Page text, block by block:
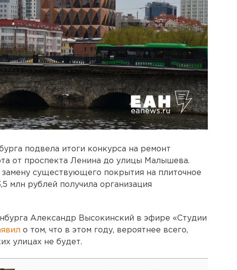
подвела итоги конкурса на ремонт
от проспекта Ленина до улицы Малышева.
замену существующего покрытия на плиточное
млн рублей получила организация
Александр Высокинский в эфире «Студии
о том, что в этом году, вероятнее всего,
улицах не будет.